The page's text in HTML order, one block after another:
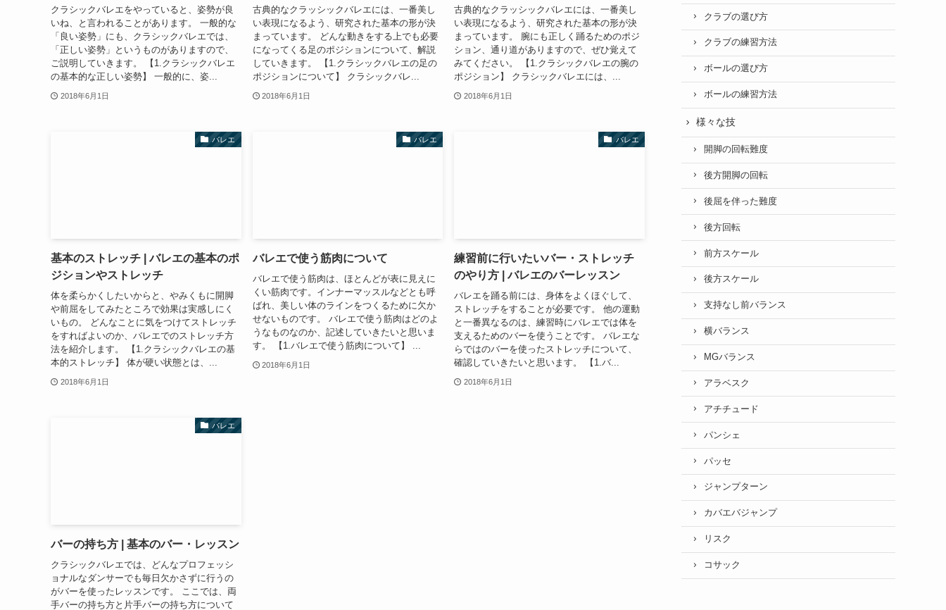
クラシックバレエをやっていると、姿勢が良
いね、と言われることがあります。 一般的な
「良い姿勢」にも、クラシックバレエでは、
「正しい姿勢」というものがありますので、
ご説明していきます。 【1.クラシックバレエ
の基本的な正しい姿勢】 一般的に、姿...
2018年6月1日
古典的なクラッシックバレエには、一番美し
い表現になるよう、研究された基本の形が決
まっています。 どんな動きをする上でも必要
になってくる足のポジションについて、解説
していきます。 【1.クラシックバレエの足の
ポジションについて】 クラシックバレ...
2018年6月1日
古典的なクラッシックバレエには、一番美し
い表現になるよう、研究された基本の形が決
まっています。 腕にも正しく踊るためのポジ
ション、通り道がありますので、ぜひ覚えて
みてください。 【1.クラシックバレエの腕の
ポジション】 クラシックバレエには、...
2018年6月1日
バレエ
基本のストレッチ | バレエの基本のポ
ジションやストレッチ
体を柔らかくしたいからと、やみくもに開脚
や前屈をしてみたところで効果は実感しにく
いもの。 どんなことに気をつけてストレッチ
をすればよいのか、バレエでのストレッチ方
法を紹介します。 【1.クラシックバレエの基
本的ストレッチ】 体が硬い状態とは、...
2018年6月1日
バレエ
バレエで使う筋肉について
バレエで使う筋肉は、ほとんどが表に見えに
くい筋肉です。インナーマッスルなどとも呼
ばれ、美しい体のラインをつくるために欠か
せないものです。 バレエで使う筋肉はどのよ
うなものなのか、記述していきたいと思いま
す。 【1.バレエで使う筋肉について】 ...
2018年6月1日
バレエ
練習前に行いたいバー・ストレッチ
のやり方 | バレエのバーレッスン
バレエを踊る前には、身体をよくほぐして、
ストレッチをすることが必要です。 他の運動
と一番異なるのは、練習時にバレエでは体を
支えるためのバーを使うことです。 バレエな
らではのバーを使ったストレッチについて、
確認していきたいと思います。 【1.バ...
2018年6月1日
バレエ
バーの持ち方 | 基本のバー・レッスン
クラシックバレエでは、どんなプロフェッシ
ョナルなダンサーでも毎日欠かさずに行うの
がバーを使ったレッスンです。 ここでは、両
手バーの持ち方と片手バーの持ち方について
クラブの選び方
クラブの練習方法
ボールの選び方
ボールの練習方法
様々な技
開脚の回転難度
後方開脚の回転
後屈を伴った難度
後方回転
前方スケール
後方スケール
支持なし前バランス
横バランス
MGバランス
アラベスク
アチチュード
パンシェ
パッセ
ジャンプターン
カバエバジャンプ
リスク
コサック